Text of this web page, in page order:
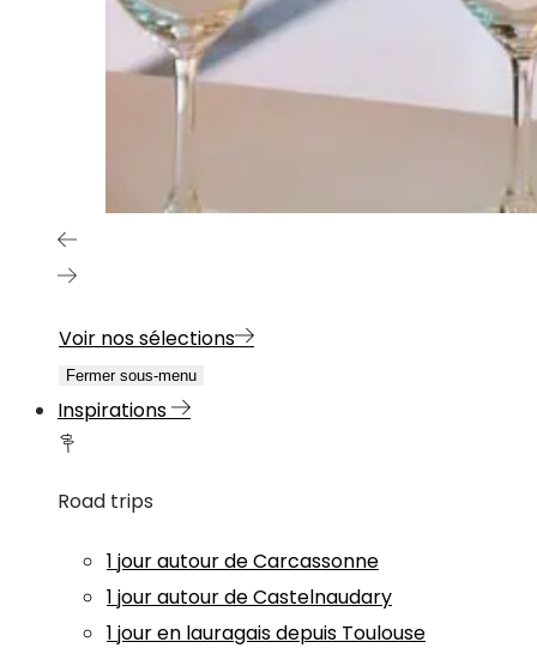
Voir nos sélections
Fermer sous-menu
Inspirations
Road trips
1 jour autour de Carcassonne
1 jour autour de Castelnaudary
1 jour en lauragais depuis Toulouse